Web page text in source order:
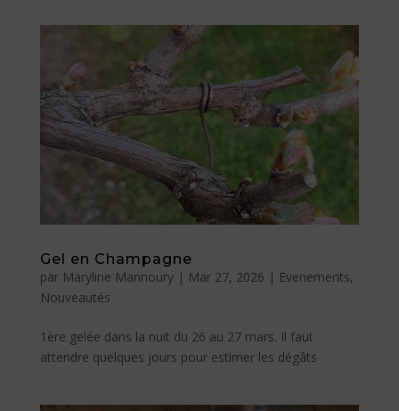
Gel en Champagne
par Maryline Mannoury| Mar 27, 2026 | Evenements,
Nouveautés
1ère gelée dans la nuit du 26 au 27 mars. Il faut
attendre quelques jours pour estimer les dégâts